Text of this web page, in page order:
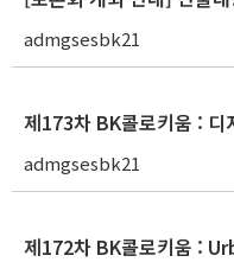
admgsesbk21
admgsesbk21